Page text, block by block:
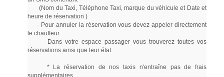
(Nom du Taxi, Téléphone Taxi, marque du véhicule et Date et
heure de réservation )
- Pour annuler la réservation vous devez appeler directement
le chauffeur
- Dans votre espace passager vous trouverez toutes vos
réservations ainsi que leur état.
* La réservation de nos taxis n'entraîne pas de frais
supplémentaires.